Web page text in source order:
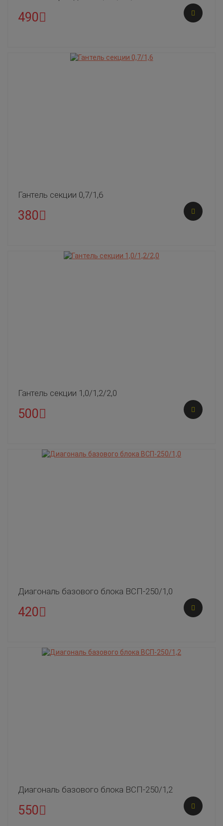
490
Гантель секции 0,7/1,6
380
Гантель секции 1,0/1,2/2,0
500
Диагональ базового блока ВСП-250/1,0
420
Диагональ базового блока ВСП-250/1,2
550